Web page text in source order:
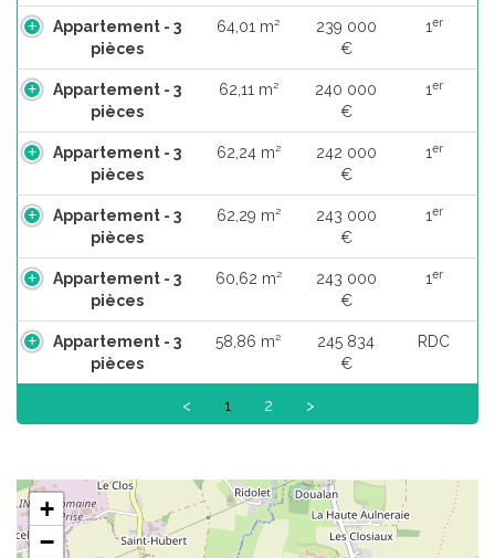
Appartement - 3
pièces
64,01 m²
239 000
€
1er
Appartement - 3
pièces
62,11 m²
240 000
€
1er
Appartement - 3
pièces
62,24 m²
242 000
€
1er
Appartement - 3
pièces
62,29 m²
243 000
€
1er
Appartement - 3
pièces
60,62 m²
243 000
€
1er
Appartement - 3
pièces
58,86 m²
245 834
€
RDC
< 1 2 >
+
−